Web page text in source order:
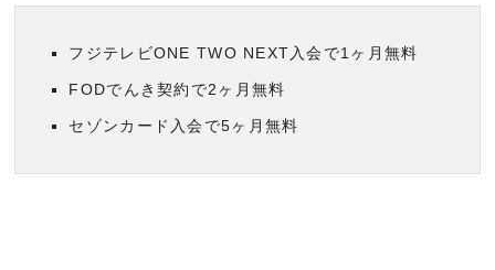
フジテレビONE TWO NEXT入会で1ヶ月無料
FODでんき契約で2ヶ月無料
セゾンカード入会で5ヶ月無料